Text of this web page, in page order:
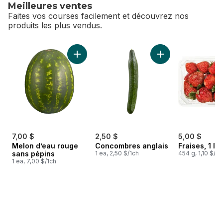
Meilleures ventes
Faites vos courses facilement et découvrez nos
produits les plus vendus.
sauter Meilleures ventes
7,00 $
Melon d’eau rouge
sans pépins
1 ea, 7,00 $/1ch
Ajouter Melon d’eau rouge sans pépins au
2,50 $
Concombres anglais
1 ea, 2,50 $/1ch
Ajouter
5,00 $
Fraises, 1 lb
454 g, 1,10 $/